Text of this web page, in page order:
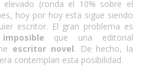
(ronda el 10% sobre el
hoy por hoy esta sigue siendo
escritor. El gran problema es
que una editorial
escritor novel. De hecho, la
contemplan esta posibilidad.